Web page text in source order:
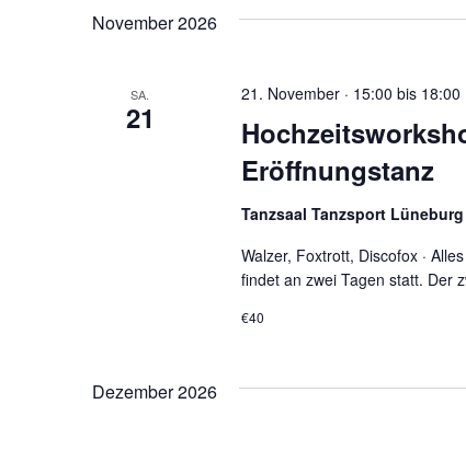
November 2026
SA.
21
Eröffnungstanz
21. November · 15:00 bis 18:00
Tanzsaal Tanzsport Lüneburg
Walzer, Foxtrott, Discofox ·
findet an zwei Tagen statt. Der
€40
Dezember 2026